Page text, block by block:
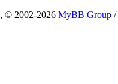
, © 2002-2026 MyBB Group /